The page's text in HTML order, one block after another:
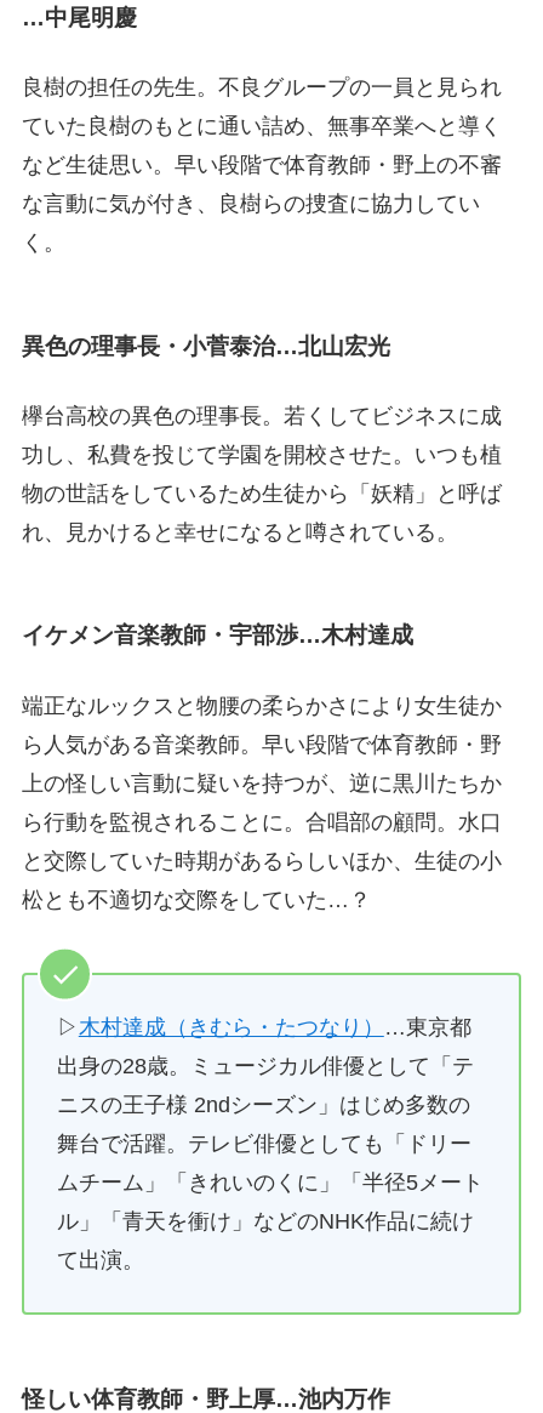
…中尾明慶
良樹の担任の先生。不良グループの一員と見られ
ていた良樹のもとに通い詰め、無事卒業へと導く
など生徒思い。早い段階で体育教師・野上の不審
な言動に気が付き、良樹らの捜査に協力してい
く。
異色の理事長・小菅泰治…北山宏光
欅台高校の異色の理事長。若くしてビジネスに成
功し、私費を投じて学園を開校させた。いつも植
物の世話をしているため生徒から「妖精」と呼ば
れ、見かけると幸せになると噂されている。
イケメン音楽教師・宇部渉…木村達成
端正なルックスと物腰の柔らかさにより女生徒か
ら人気がある音楽教師。早い段階で体育教師・野
上の怪しい言動に疑いを持つが、逆に黒川たちか
ら行動を監視されることに。合唱部の顧問。水口
と交際していた時期があるらしいほか、生徒の小
松とも不適切な交際をしていた…？
▷木村達成（きむら・たつなり）
…東京都
出身の28歳。ミュージカル俳優として「テ
ニスの王子様 2ndシーズン」はじめ多数の
舞台で活躍。テレビ俳優としても「ドリー
ムチーム」「きれいのくに」「半径5メート
ル」「青天を衝け」などのNHK作品に続け
て出演。
怪しい体育教師・野上厚…池内万作